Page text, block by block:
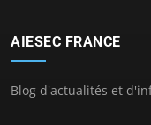
AIESEC FRANCE
Blog d'actualités et